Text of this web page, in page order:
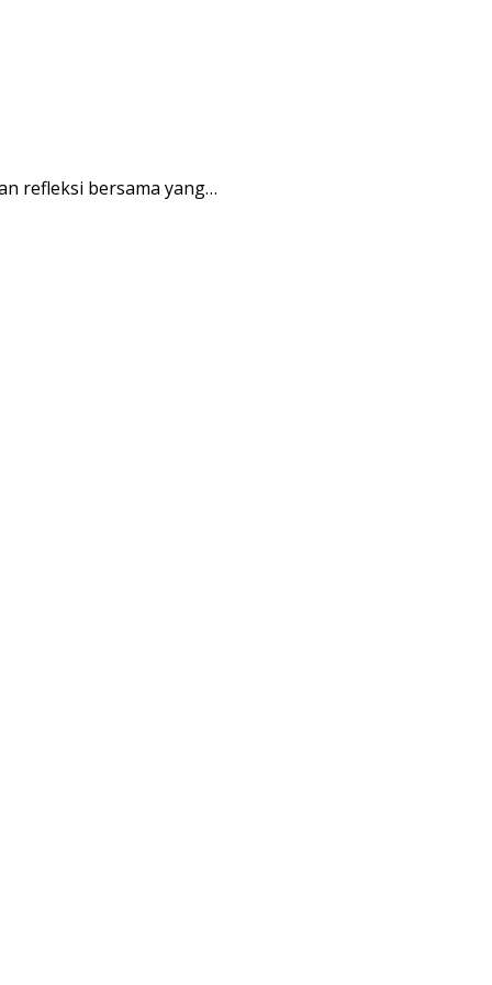
refleksi bersama yang…